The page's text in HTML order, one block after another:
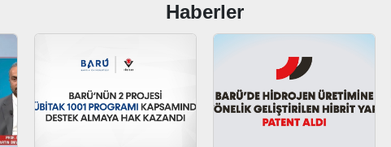
Haberler